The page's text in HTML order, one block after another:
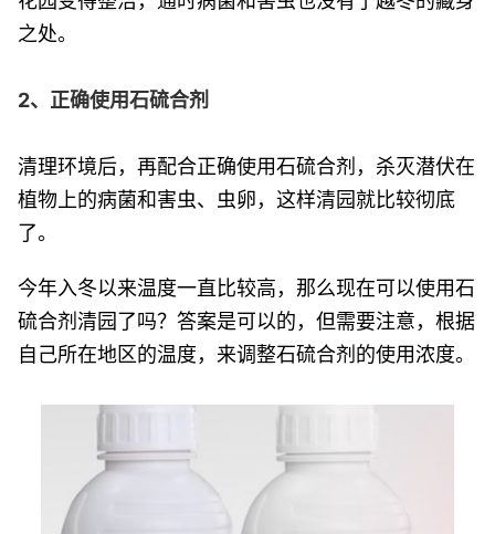
之处。
2、正确使用石硫合剂
清理环境后，再配合正确使用石硫合剂，杀灭潜伏在
植物上的病菌和害虫、虫卵，这样清园就比较彻底
了。
今年入冬以来温度一直比较高，那么现在可以使用石
硫合剂清园了吗？答案是可以的，但需要注意，根据
自己所在地区的温度，来调整石硫合剂的使用浓度。